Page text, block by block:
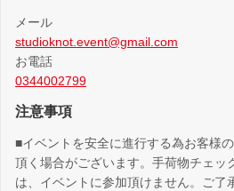
メール
studioknot.event@gmail.com
お電話
0344002799
注意事項
■イベントを安全に進行する為お客様
頂く場合がございます。手荷物チェッ
は、イベントに参加頂けません。ご了